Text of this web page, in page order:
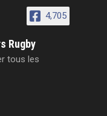
4,705
Rugby
tous les